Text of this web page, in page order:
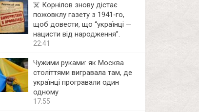
☠️ Корнілов знову дістає
пожовклу газету з 1941‑го,
щоб довести, що “українці —
нацисти від народження”.
22:41
Чужими руками: як Москва
століттями вигравала там, де
українці програвали один
одному
17:55